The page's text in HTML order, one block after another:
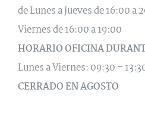
de Lunes a Jueves de 16:00 a
Viernes de 16:00 a 19:00
HORARIO OFICINA
Lunes a Viernes: 09:30 –
CERRADO EN AGOSTO